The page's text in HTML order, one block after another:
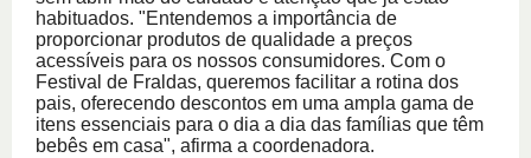
habituados. "Entendemos a importância de
proporcionar produtos de qualidade a preços
acessíveis para os nossos consumidores. Com o
Festival de Fraldas, queremos facilitar a rotina dos
pais, oferecendo descontos em uma ampla gama de
itens essenciais para o dia a dia das famílias que têm
bebês em casa", afirma a coordenadora.